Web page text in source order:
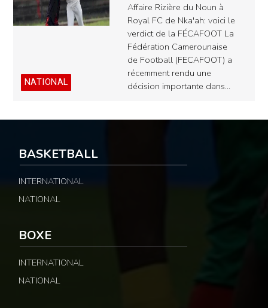
NATIONAL
Affaire Rizière du Noun à
Royal FC de Nka'ah: voici le
verdict de la FÉCAFOOT La
Fédération Camerounaise
de Football (FECAFOOT) a
récemment rendu une
décision importante dans…
BASKETBALL
INTERNATIONAL
NATIONAL
BOXE
INTERNATIONAL
NATIONAL